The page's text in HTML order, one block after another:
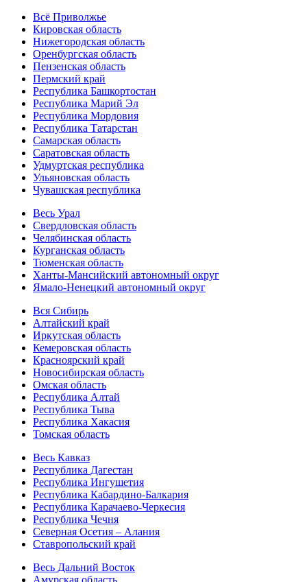
Всё Приволжье
Кировская область
Нижегородская область
Оренбургская область
Пензенская область
Пермский край
Республика Башкортостан
Республика Марий Эл
Республика Мордовия
Республика Татарстан
Самарская область
Саратовская область
Удмуртская республика
Ульяновская область
Чувашская республика
Весь Урал
Свердловская область
Челябинская область
Курганская область
Тюменская область
Ханты-Мансийский автономный округ
Ямало-Ненецкий автономный округ
Вся Сибирь
Алтайский край
Иркутская область
Кемеровская область
Красноярский край
Новосибирская область
Омская область
Республика Алтай
Республика Тыва
Республика Хакасия
Томская область
Весь Кавказ
Республика Дагестан
Республика Ингушетия
Республика Кабардино-Балкария
Республика Карачаево-Черкесия
Республика Чечня
Северная Осетия – Алания
Ставропольский край
Весь Дальний Восток
Амурская область